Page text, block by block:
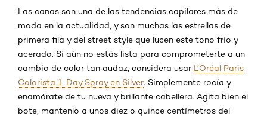
Las canas son una de las tendencias capilares más de
moda en la actualidad, y son muchas las estrellas de
primera fila y del street style que lucen este tono frío y
acerado. Si aún no estás lista para comprometerte a un
cambio de color tan audaz, considera usar L’Oréal Paris
Colorista 1-Day Spray en Silver. Simplemente rocía y
enamórate de tu nueva y brillante cabellera. Agita bien el
bote, mantenlo a unos diez o quince centímetros del